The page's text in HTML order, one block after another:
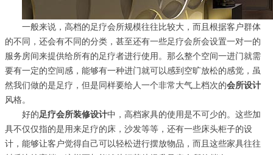
一般来说，高档的足疗会所规模往往比较大，而且根据客户群体
的不同，还会有不同的分类，甚至还有一些足疗会所会设置一对一的
服务房间来提供给所有的足疗者进行使用。那么整个空间一进门就需
要有一定的空间感，能够有一种进门就可以感到空旷放松的感觉，虽
然我们做的是足疗，但是同样要给人一个非常大气上档次的会所设计
风格。
好的足疗会所装修设计中，高档家具的使用是不可少的。这些加
具不仅仅指的是用来足疗的床，沙发等等，还有一些床头柜子的设
计，能够让客户觉得自己可以轻松进行摆放物品，而且这些家具往往